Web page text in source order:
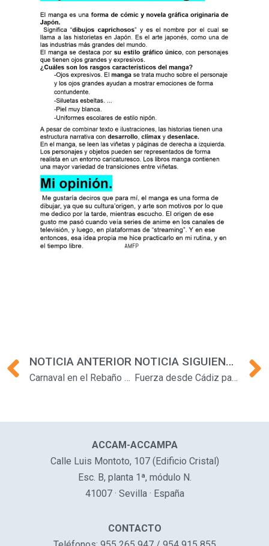
Prev
NOTICIA ANTERIOR
Carnaval en el Rebaño de María
NOTICIA SIGUIENTE
Fuerza desde Cádiz para Valencia
ACCAM-ACCAMPA
Calle Luis Montoto, 107 (Edificio Cristal)
Esc. B, planta 1ª, módulo N.
41007 · Sevilla · España
CONTACTO